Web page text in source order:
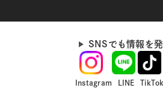
SNSでも情報を発
Instagram LINE TikTok